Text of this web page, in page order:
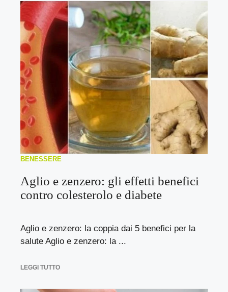
BENESSERE
Aglio e zenzero: gli effetti benefici
contro colesterolo e diabete
Aglio e zenzero: la coppia dai 5 benefici per la
salute Aglio e zenzero: la ...
LEGGI TUTTO